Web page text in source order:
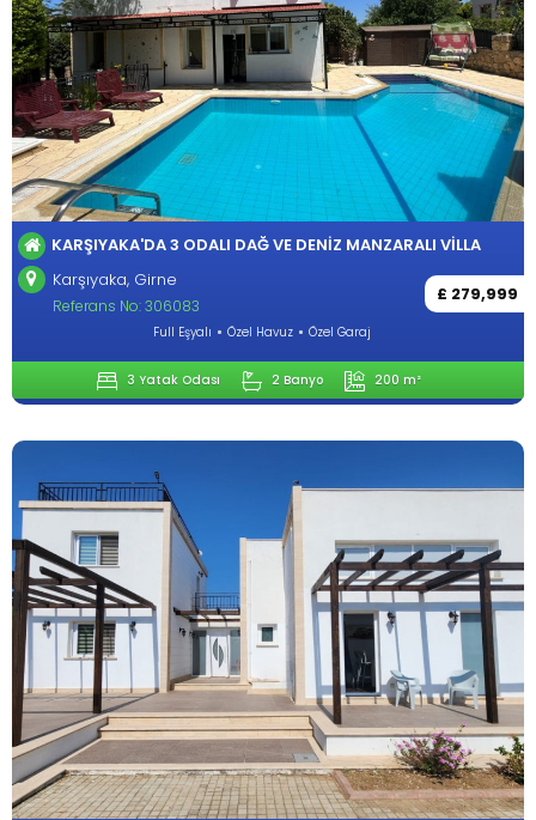
KARŞIYAKA'DA 3 ODALI DAĞ VE DENİZ MANZARALI VİLLA
Karşıyaka, Girne
£ 279,999
Referans No: 306083
Full Eşyalı Özel Havuz Özel Garaj
3 Yatak Odası 2 Banyo 200 m²